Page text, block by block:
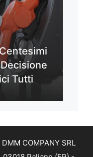
Tutti
COMPANY SRL